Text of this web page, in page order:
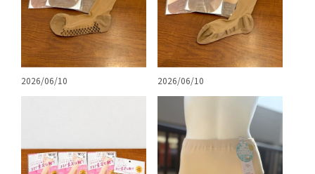
2026/06/10 2026/06/10